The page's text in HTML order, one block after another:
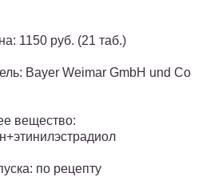
1150 руб. (21 таб.)
Bayer Weimar GmbH und Co
вещество:
по рецепту